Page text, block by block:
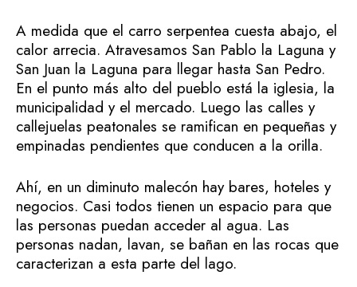
A medida que el carro serpentea cuesta abajo, el
calor arrecia. Atravesamos San Pablo la Laguna y
San Juan la Laguna para llegar hasta San Pedro.
En el punto más alto del pueblo está la iglesia, la
municipalidad y el mercado. Luego las calles y
callejuelas peatonales se ramifican en pequeñas y
empinadas pendientes que conducen a la orilla.
Ahí, en un diminuto malecón hay bares, hoteles y
negocios. Casi todos tienen un espacio para que
las personas puedan acceder al agua. Las
personas nadan, lavan, se bañan en las rocas que
caracterizan a esta parte del lago.